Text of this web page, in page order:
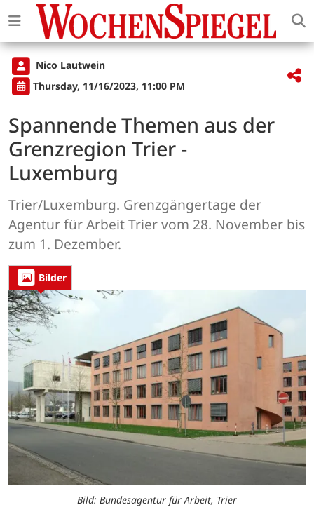
Nico Lautwein
Thursday, 11/16/2023, 11:00 PM
Spannende Themen aus der
Grenzregion Trier -
Luxemburg
Trier/Luxemburg. Grenzgängertage der
Agentur für Arbeit Trier vom 28. November bis
zum 1. Dezember.
Bilder
Bild: Bundesagentur für Arbeit, Trier